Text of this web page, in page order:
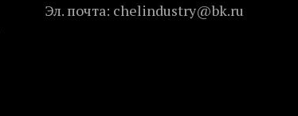
Эл. почта: chelindustry@bk.ru